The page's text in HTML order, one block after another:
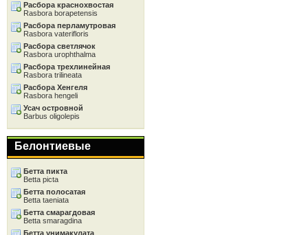
Расбора краснохвостая
Rasbora borapetensis
Расбора перламутровая
Rasbora vaterifloris
Расбора светлячок
Rasbora urophthalma
Расбора трехлинейная
Rasbora trilineata
Расбора Хенгеля
Rasbora hengeli
Усач островной
Barbus oligolepis
Белонтиевые
Бетта пикта
Betta picta
Бетта полосатая
Betta taeniata
Бетта смарагдовая
Betta smaragdina
Бетта унимакулата